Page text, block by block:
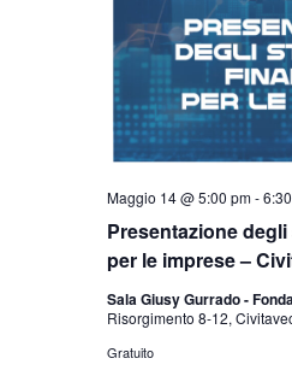
Presentazione
per le imprese –
Maggio 14 @ 5:00 pm-
Sala Giusy Gurrado -
Risorgimento 8-12,
Gratuito